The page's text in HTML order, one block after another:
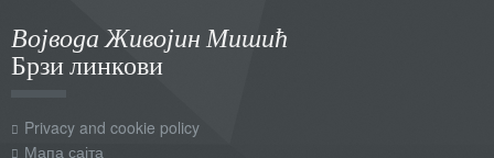
Војвода Живојин Мишић
Брзи линкови
Privacy and cookie policy
Мапа сајта